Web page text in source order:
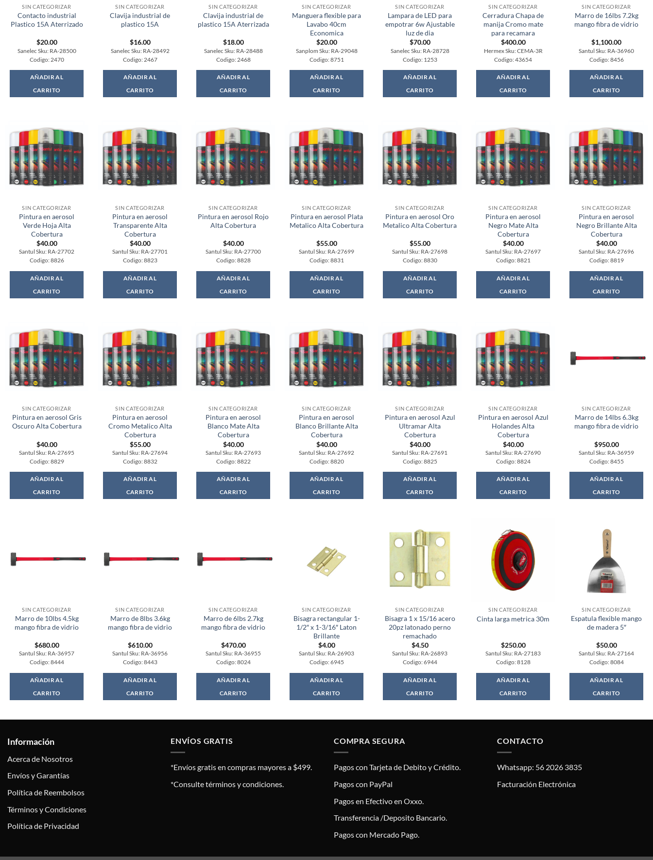
SIN CATEGORIZAR
Contacto industrial
Plastico 15A Aterrizado
$20.00
Sanelec Sku: RA-28500
Codigo: 2470
AÑADIR AL
CARRITO
SIN CATEGORIZAR
Clavija industrial de
plastico 15A
$16.00
Sanelec Sku: RA-28492
Codigo: 2467
AÑADIR AL
CARRITO
SIN CATEGORIZAR
Clavija industrial de
plastico 15A Aterrizada
$18.00
Sanelec Sku: RA-28488
Codigo: 2468
AÑADIR AL
CARRITO
SIN CATEGORIZAR
Manguera flexible para
Lavabo 40cm
Economica
$20.00
Sanplom Sku: RA-29048
Codigo: 8751
AÑADIR AL
CARRITO
SIN CATEGORIZAR
Lampara de LED para
empotrar 6w Ajustable
luz de dia
$70.00
Sanelec Sku: RA-28728
Codigo: 1253
AÑADIR AL
CARRITO
SIN CATEGORIZAR
Cerradura Chapa de
manija Cromo mate
para recamara
$400.00
Hermex Sku: CEMA-3R
Codigo: 43654
AÑADIR AL
CARRITO
SIN CATEGORIZAR
Marro de 16lbs 7.2kg
mango fibra de vidrio
$1,100.00
Santul Sku: RA-36960
Codigo: 8456
AÑADIR AL
CARRITO
SIN CATEGORIZAR
Pintura en aerosol
Verde Hoja Alta
Cobertura
$40.00
Santul Sku: RA-27702
Codigo: 8826
AÑADIR AL
CARRITO
SIN CATEGORIZAR
Pintura en aerosol
Transparente Alta
Cobertura
$40.00
Santul Sku: RA-27701
Codigo: 8823
AÑADIR AL
CARRITO
SIN CATEGORIZAR
Pintura en aerosol Rojo
Alta Cobertura
$40.00
Santul Sku: RA-27700
Codigo: 8828
AÑADIR AL
CARRITO
SIN CATEGORIZAR
Pintura en aerosol Plata
Metalico Alta Cobertura
$55.00
Santul Sku: RA-27699
Codigo: 8831
AÑADIR AL
CARRITO
SIN CATEGORIZAR
Pintura en aerosol Oro
Metalico Alta Cobertura
$55.00
Santul Sku: RA-27698
Codigo: 8830
AÑADIR AL
CARRITO
SIN CATEGORIZAR
Pintura en aerosol
Negro Mate Alta
Cobertura
$40.00
Santul Sku: RA-27697
Codigo: 8821
AÑADIR AL
CARRITO
SIN CATEGORIZAR
Pintura en aerosol
Negro Brillante Alta
Cobertura
$40.00
Santul Sku: RA-27696
Codigo: 8819
AÑADIR AL
CARRITO
SIN CATEGORIZAR
Pintura en aerosol Gris
Oscuro Alta Cobertura
$40.00
Santul Sku: RA-27695
Codigo: 8829
AÑADIR AL
CARRITO
SIN CATEGORIZAR
Pintura en aerosol
Cromo Metalico Alta
Cobertura
$55.00
Santul Sku: RA-27694
Codigo: 8832
AÑADIR AL
CARRITO
SIN CATEGORIZAR
Pintura en aerosol
Blanco Mate Alta
Cobertura
$40.00
Santul Sku: RA-27693
Codigo: 8822
AÑADIR AL
CARRITO
SIN CATEGORIZAR
Pintura en aerosol
Blanco Brillante Alta
Cobertura
$40.00
Santul Sku: RA-27692
Codigo: 8820
AÑADIR AL
CARRITO
SIN CATEGORIZAR
Pintura en aerosol Azul
Ultramar Alta
Cobertura
$40.00
Santul Sku: RA-27691
Codigo: 8825
AÑADIR AL
CARRITO
SIN CATEGORIZAR
Pintura en aerosol Azul
Holandes Alta
Cobertura
$40.00
Santul Sku: RA-27690
Codigo: 8824
AÑADIR AL
CARRITO
SIN CATEGORIZAR
Marro de 14lbs 6.3kg
mango fibra de vidrio
$950.00
Santul Sku: RA-36959
Codigo: 8455
AÑADIR AL
CARRITO
SIN CATEGORIZAR
Marro de 10lbs 4.5kg
mango fibra de vidrio
$680.00
Santul Sku: RA-36957
Codigo: 8444
AÑADIR AL
CARRITO
SIN CATEGORIZAR
Marro de 8lbs 3.6kg
mango fibra de vidrio
$610.00
Santul Sku: RA-36956
Codigo: 8443
AÑADIR AL
CARRITO
SIN CATEGORIZAR
Marro de 6lbs 2.7kg
mango fibra de vidrio
$470.00
Santul Sku: RA-36955
Codigo: 8024
AÑADIR AL
CARRITO
SIN CATEGORIZAR
Bisagra rectangular 1-
1/2″ x 1-3/16″ Laton
Brillante
$4.00
Santul Sku: RA-26903
Codigo: 6945
AÑADIR AL
CARRITO
SIN CATEGORIZAR
Bisagra 1 x 15/16 acero
20pz latonado perno
remachado
$4.50
Santul Sku: RA-26893
Codigo: 6944
AÑADIR AL
CARRITO
SIN CATEGORIZAR
Cinta larga metrica 30m
$250.00
Santul Sku: RA-27183
Codigo: 8128
AÑADIR AL
CARRITO
SIN CATEGORIZAR
Espatula flexible mango
de madera 5″
$50.00
Santul Sku: RA-27164
Codigo: 8084
AÑADIR AL
CARRITO
Información
Acerca de Nosotros
Envíos y Garantías
Política de Reembolsos
Términos y Condiciones
Política de Privacidad
ENVÍOS GRATIS
*Envíos gratis en compras mayores a $499.
*Consulte términos y condiciones.
COMPRA SEGURA
Pagos con Tarjeta de Debito y Crédito.
Pagos con PayPal
Pagos en Efectivo en Oxxo.
Transferencia /Deposito Bancario.
Pagos con Mercado Pago.
CONTACTO
Whatsapp: 56 2026 3835
Facturación Electrónica